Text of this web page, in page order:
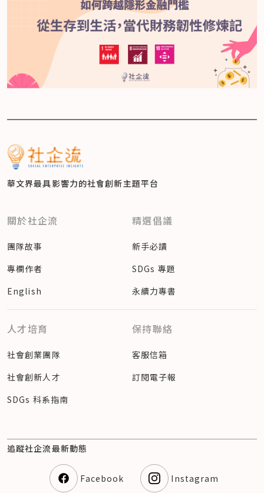
華文界最具影響力的社會創新主題平台
關於社企流
團隊故事
專欄作者
English
精選倡議
新手必讀
SDGs 專題
永續力專書
人才培育
社會創業團隊
社會創新人才
SDGs 科系指南
保持聯絡
客服信箱
訂閱電子報
追蹤社企流最新動態
Facebook Instagram